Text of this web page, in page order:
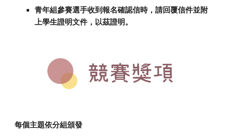
青年組參賽選手收到報名確認信時，請回覆信件並附
上學生證明文件，以茲證明。
每個主題依分組頒發